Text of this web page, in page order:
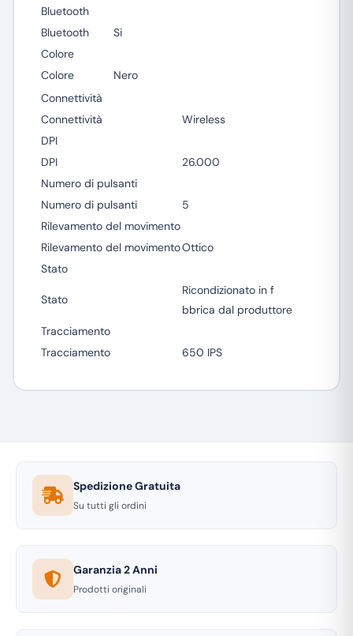
Bluetooth
Bluetooth
Si
Colore
Colore
Nero
Connettività
Connettività
Wireless
DPI
DPI
26.000
Numero di pulsanti
Numero di pulsanti
5
Rilevamento del movimento
Rilevamento del movimentoOttico
Stato
Stato
Ricondizionato in f
bbrica dal produttore
Tracciamento
Tracciamento
650 IPS
Spedizione Gratuita
Su tutti gli ordini
Garanzia 2 Anni
Prodotti originali